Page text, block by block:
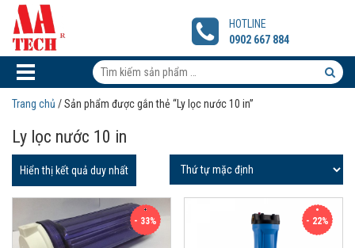
Ly
lọc
nước
10
in
HOTLINE
0902 667 884
Tìm
phẩm:
phẩm
Trang chủ / Sản phẩm được gắn thẻ “Ly lọc nước 10 in”
Ly lọc nước 10 in
Hiển thị kết quả duy nhất
- 33% - 22%